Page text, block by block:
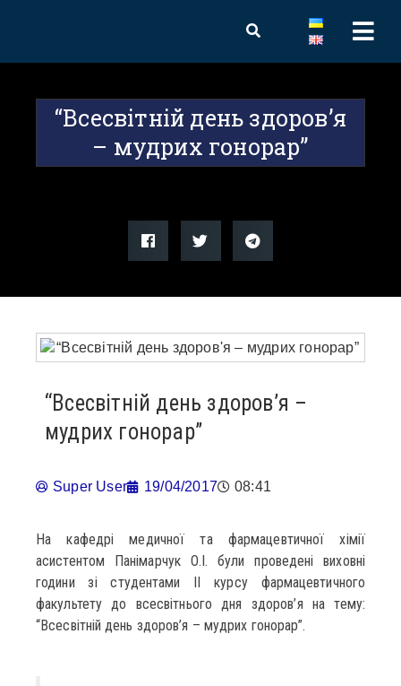
“Всесвітній день здоров’я
– мудрих гонорар”
“Всесвітній день здоров’я –
мудрих гонорар”
Super User 19/04/2017 08:41
На кафедрі медичної та фармацевтичної хімії
асистентом Панімарчук О.І. були проведені виховні
години зі студентами ІІ курсу фармацевтичного
факультету до всесвітнього дня здоров’я на тему:
“Всесвітній день здоров’я – мудрих гонорар”.